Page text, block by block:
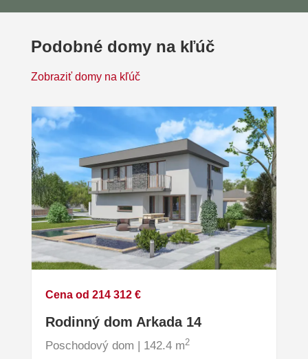
Podobné domy na kľúč
Zobraziť domy na kľúč
Cena od 214 312 €
Rodinný dom Arkada 14
Poschodový dom | 142.4 m2